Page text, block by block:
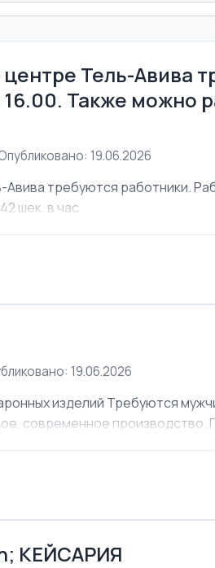
Тель-Авива
Также можно
19.06.2026
требуются работники.
шек. в час
19.06.2026
изделий Требуются
современное производство.
КЕЙСАРИЯ